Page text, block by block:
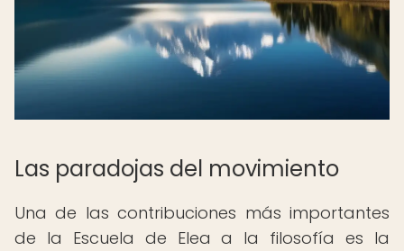
Las paradojas del movimiento
Una de las contribuciones más importantes
de la Escuela de Elea a la filosofía es la